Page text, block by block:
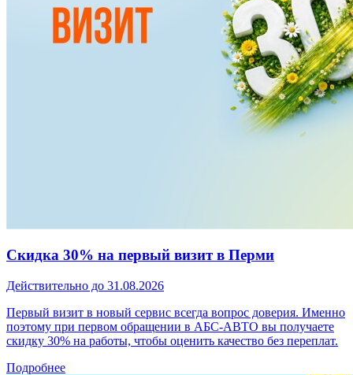
Скидка 30% на первый визит в Перми
Действительно до 31.08.2026
Первый визит в новый сервис всегда вопрос доверия. Именно
поэтому при первом обращении в АБС-АВТО вы получаете
скидку 30% на работы, чтобы оценить качество без переплат.
Подробнее